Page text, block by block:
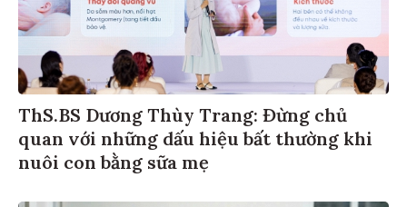
ThS.BS Dương Thùy Trang: Đừng chủ
quan với những dấu hiệu bất thường khi
nuôi con bằng sữa mẹ